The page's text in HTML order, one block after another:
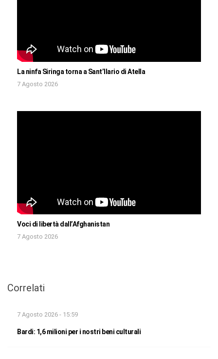
La ninfa Siringa torna a Sant’Ilario di Atella
7 Agosto 2026
Voci di libertà dall’Afghanistan
7 Agosto 2026
Correlati
7 Agosto 2026 - 15:59
Bardi: 1,6 milioni per i nostri beni culturali